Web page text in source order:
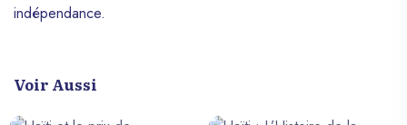
indépendance.
Voir Aussi